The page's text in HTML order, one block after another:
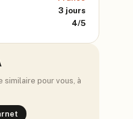
3 jours
4/5
similaire pour vous, à